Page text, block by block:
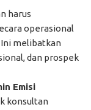
harus
operasional
Ini melibatkan
dan prospek
Emisi
konsultan